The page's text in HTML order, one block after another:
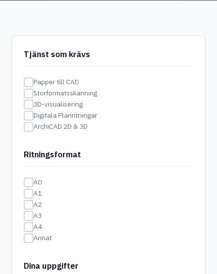
Tjänst som krävs
Papper till CAD
Storformatsskanning
3D-visualisering
Digitala Planritningar
ArchiCAD 2D & 3D
Ritningsformat
A0
A1
A2
A3
A4
Annat
Dina uppgifter